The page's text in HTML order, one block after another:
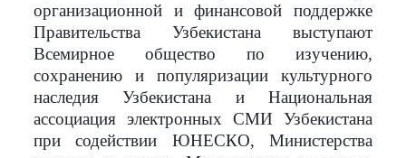
организационной и финансовой поддержке
Правительства Узбекистана выступают
Всемирное общество по изучению,
сохранению и популяризации культурного
наследия Узбекистана и Национальная
ассоциация электронных СМИ Узбекистана
при содействии ЮНЕСКО, Министерства